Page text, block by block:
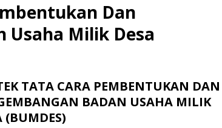
Dan
Usaha Milik Desa
TATA CARA PEMBENTUKAN DAN
BADAN USAHA MILIK
(BUMDES)